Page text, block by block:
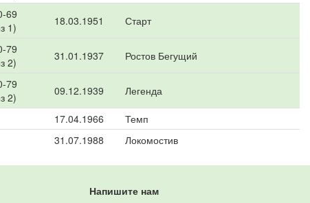
69
1)
18.03.1951 Старт
79
2)
31.01.1937 Ростов Бегущий
79
2)
09.12.1939 Легенда
17.04.1966
Темп
31.07.1988 Локомостив
Напишите нам